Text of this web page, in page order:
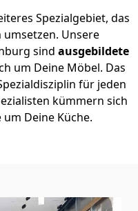
Spezialgebiet, das
Unsere
sind ausgebildete
um Deine Möbel. Das
für jeden
kümmern sich
Deine Küche.